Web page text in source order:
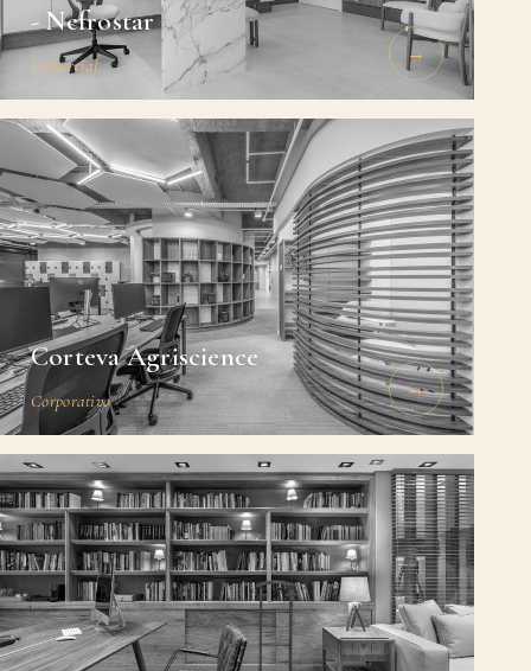
- Nefrostar
Comercial →
Corteva Agriscience
Corporativo →